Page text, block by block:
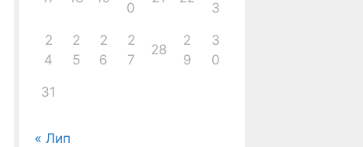
0
3
2
4
2
5
2
6
2
7
28
2
9
3
0
31
« Лип